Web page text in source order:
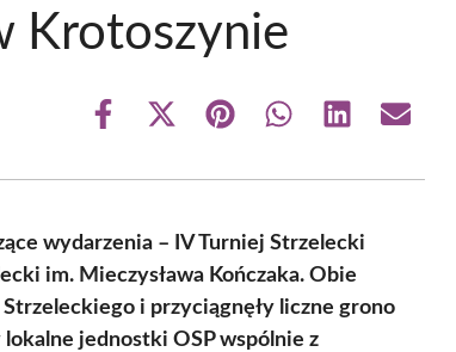
Krotoszynie
Share
Share
(Twitter)
Share Share Share Share
wydarzenia – IV Turniej Strzelecki
im. Mieczysława Kończaka. Obie
i przyciągnęły liczne grono
jednostki OSP wspólnie z